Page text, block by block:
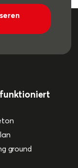
ground